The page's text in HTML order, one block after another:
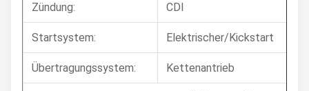
Zündung: CDI
Startsystem: Elektrischer/Kickstart
Übertragungssystem: Kettenantrieb